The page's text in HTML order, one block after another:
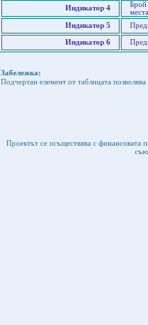
Индикатор 4
Брой
места
Индикатор 5
Индикатор 6
Забележка:
Подчертан елемент от таблицата
Проектът се осъществява с финансовата